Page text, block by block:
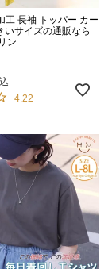
工 長袖 トッパー カー
いサイズの通販なら
ン
4.22